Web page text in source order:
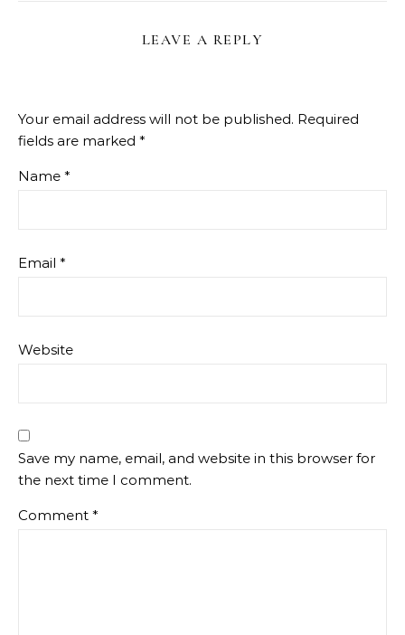
LEAVE A REPLY
Your email address will not be published. Required
fields are marked *
Name *
Email *
Website
Save my name, email, and website in this browser for
the next time I comment.
Comment *